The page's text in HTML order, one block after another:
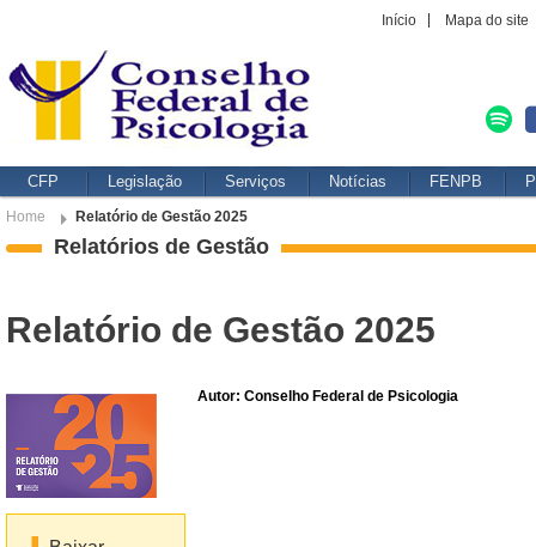
Início Mapa do site
CFP Legislação Serviços Notícias FENPB
Home Relatório de Gestão 2025
Relatórios de Gestão
Relatório de Gestão 2025
Autor: Conselho Federal de Psicologia